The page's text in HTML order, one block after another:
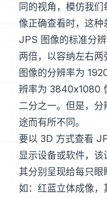
同的视角，模仿我
像正确查看时，这种
JPS 图像的标准分
两倍，以容纳左右
图像的分辨率为
辨率为 3840x1080
二分之一。但是，
途而有所不同。
要以 3D 方式查看
显示设备或软件，
其分别呈现给每只眼
如：红蓝立体成像